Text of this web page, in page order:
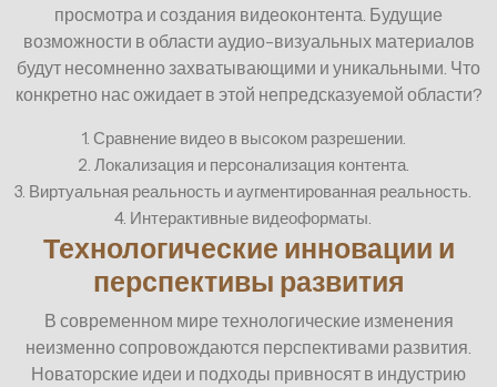
просмотра и создания видеоконтента. Будущие
возможности в области аудио-визуальных материалов
будут несомненно захватывающими и уникальными. Что
конкретно нас ожидает в этой непредсказуемой области?
1. Сравнение видео в высоком разрешении.
2. Локализация и персонализация контента.
3. Виртуальная реальность и аугментированная реальность.
4. Интерактивные видеоформаты.
Технологические инновации и
перспективы развития
В современном мире технологические изменения
неизменно сопровождаются перспективами развития.
Новаторские идеи и подходы привносят в индустрию